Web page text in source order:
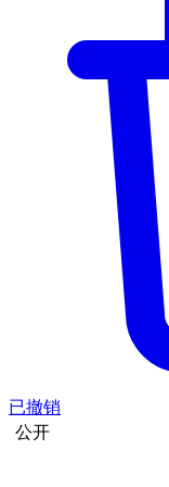
已撤销
公开